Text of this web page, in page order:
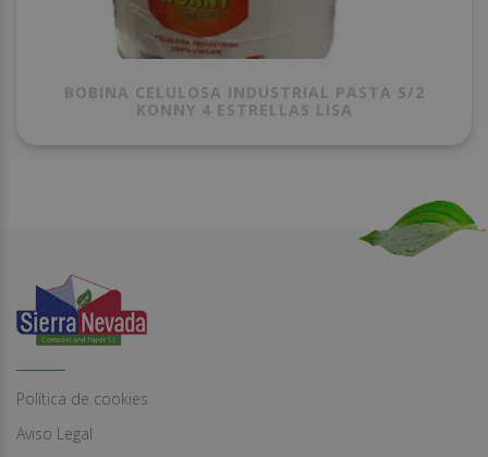
BOBINA CELULOSA INDUSTRIAL PASTA S/2
KONNY 4 ESTRELLAS LISA
Política de cookies
Aviso Legal